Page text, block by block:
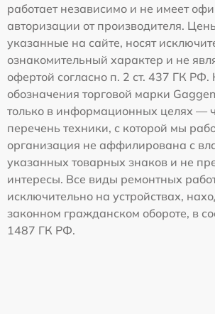
работает независимо и не имеет
авторизации от производителя.
указанные на сайте, носят
ознакомительный характер и не
офертой согласно п. 2 ст. 437 ГК РФ.
обозначения торговой марки
только в информационных целях —
перечень техники, с которой мы
организация не аффилирована с
указанных товарных знаков и не
интересы. Все виды ремонтных
исключительно на устройствах,
законном гражданском обороте, в
1487 ГК РФ.